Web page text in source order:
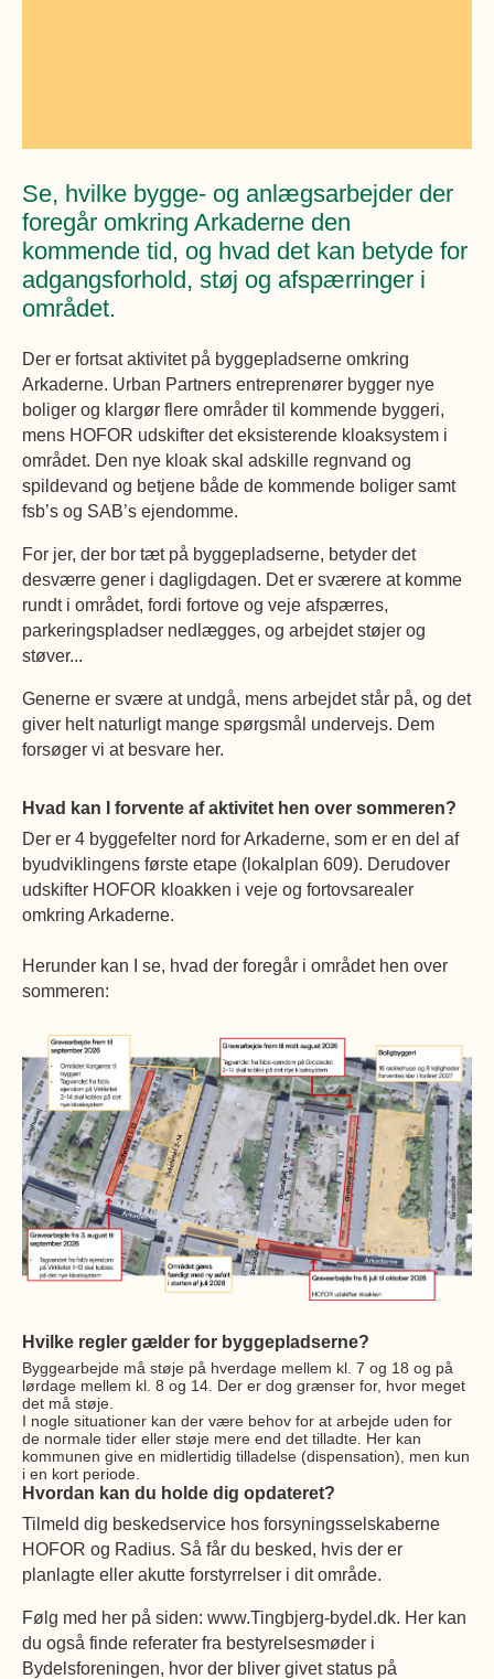
Se, hvilke bygge- og anlægsarbejder der
foregår omkring Arkaderne den
kommende tid, og hvad det kan betyde for
adgangsforhold, støj og afspærringer i
området.
Der er fortsat aktivitet på byggepladserne omkring
Arkaderne. Urban Partners entreprenører bygger nye
boliger og klargør flere områder til kommende byggeri,
mens HOFOR udskifter det eksisterende kloaksystem i
området. Den nye kloak skal adskille regnvand og
spildevand og betjene både de kommende boliger samt
fsb’s og SAB’s ejendomme.
For jer, der bor tæt på byggepladserne, betyder det
desværre gener i dagligdagen. Det er sværere at komme
rundt i området, fordi fortove og veje afspærres,
parkeringspladser nedlægges, og arbejdet støjer og
støver...
Generne er svære at undgå, mens arbejdet står på, og det
giver helt naturligt mange spørgsmål undervejs. Dem
forsøger vi at besvare her.
Hvad kan I forvente af aktivitet hen over sommeren?
Der er 4 byggefelter nord for Arkaderne, som er en del af
byudviklingens første etape (lokalplan 609). Derudover
udskifter HOFOR kloakken i veje og fortovsarealer
omkring Arkaderne.
Herunder kan I se, hvad der foregår i området hen over
sommeren:
Hvilke regler gælder for byggepladserne?
Byggearbejde må støje på hverdage mellem kl. 7 og 18 og på
lørdage mellem kl. 8 og 14. Der er dog grænser for, hvor meget
det må støje.
I nogle situationer kan der være behov for at arbejde uden for
de normale tider eller støje mere end det tilladte. Her kan
kommunen give en midlertidig tilladelse (dispensation), men kun
i en kort periode.
Hvordan kan du holde dig opdateret?
Tilmeld dig beskedservice hos forsyningsselskaberne
HOFOR og Radius. Så får du besked, hvis der er
planlagte eller akutte forstyrrelser i dit område.
Følg med her på siden: www.Tingbjerg-bydel.dk. Her kan
du også finde referater fra bestyrelsesmøder i
Bydelsforeningen, hvor der bliver givet status på